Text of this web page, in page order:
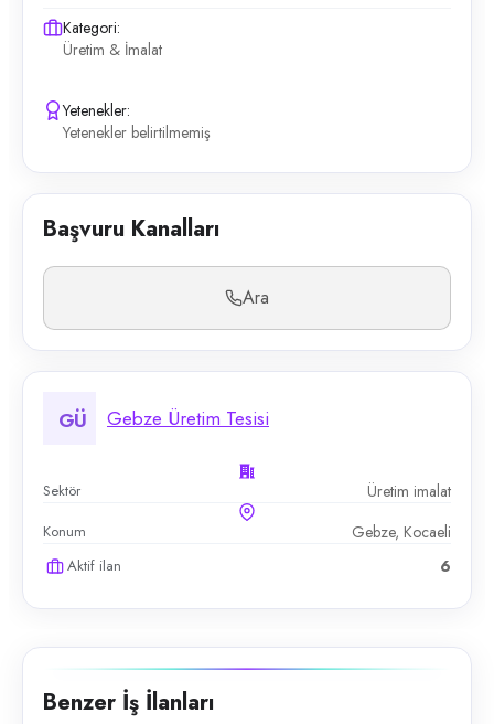
Kategori:
Üretim & İmalat
Yetenekler:
Yetenekler belirtilmemiş
Başvuru Kanalları
Ara
GÜ Gebze Üretim Tesisi
Sektör Üretim imalat
Konum Gebze, Kocaeli
Aktif ilan 6
Benzer İş İlanları